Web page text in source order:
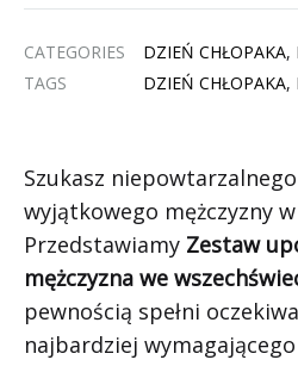
CATEGORIES DZIEŃ CHŁOPAKA,
TAGS
DZIEŃ CHŁOPAKA,
Szukasz
wyjątkowego mężczyzny
Przedstawiamy Zestaw
mężczyzna we
pewnością spełni
najbardziej